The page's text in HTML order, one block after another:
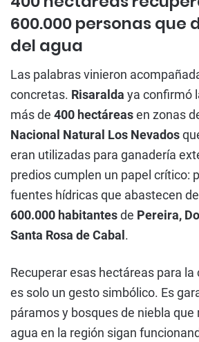
600.000 personas que
del agua
Las palabras vinieron
concretas. Risaralda ya confirmó
más de 400 hectáreasen zonas
Nacional Natural Los Nevados
eran utilizadas para ganadería
predios cumplen un papel crítico:
fuentes hídricas que abastecen
600.000 habitantesde Pereira,
Santa Rosa de Cabal .
Recuperar esas hectáreas para
es solo un gesto simbólico. Es
páramos y bosques de niebla que
agua en la región sigan